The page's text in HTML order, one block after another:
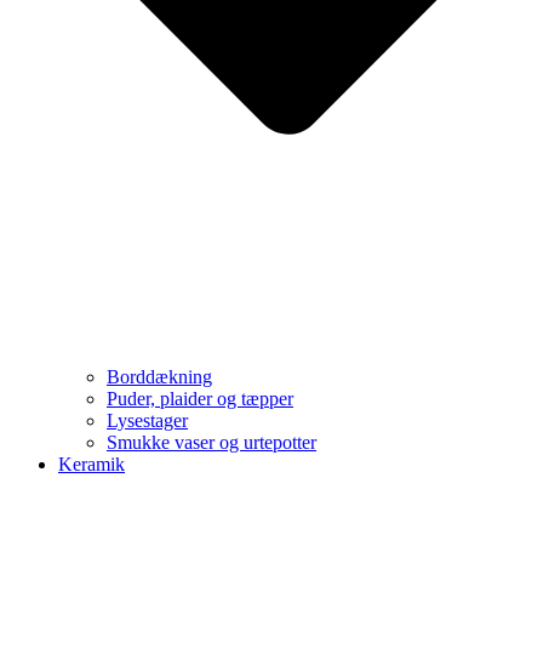
Borddækning
Puder, plaider og tæpper
Lysestager
Smukke vaser og urtepotter
Keramik